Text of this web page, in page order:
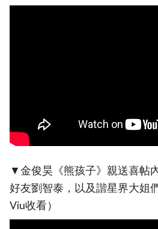
▼金俊昊《熊孩子》親送喜帖
好友劉智泰，以及諧星界大姐
Viu收看）